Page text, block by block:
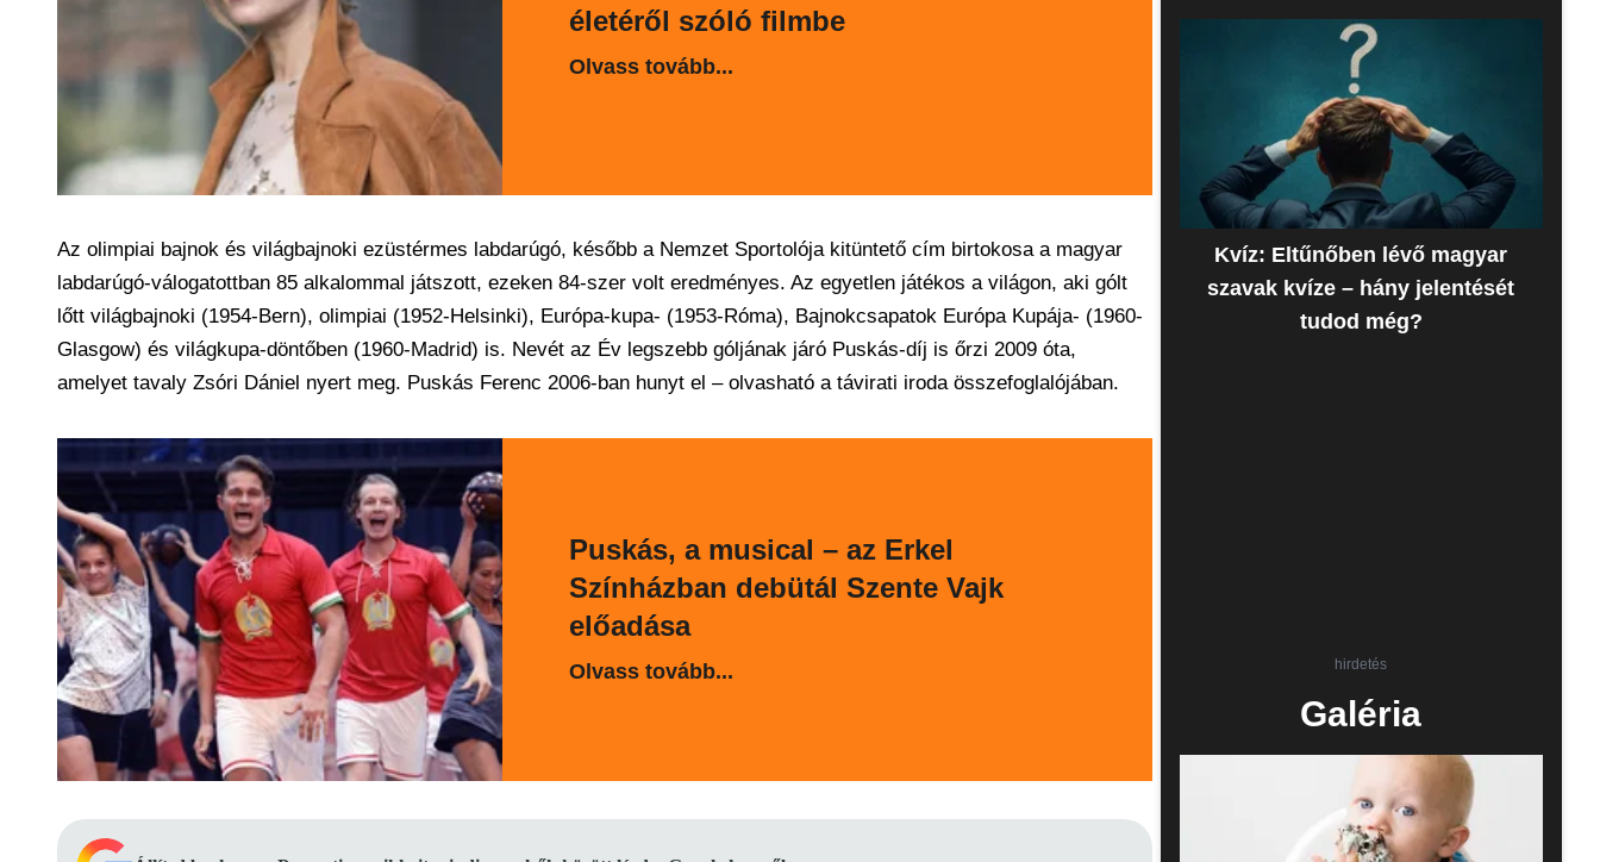
életéről szóló filmbe
Olvass tovább...
Az olimpiai bajnok és világbajnoki ezüstérmes labdarúgó, később a Nemzet Sportolója kitüntető cím birtokosa a magyar
labdarúgó-válogatottban 85 alkalommal játszott, ezeken 84-szer volt eredményes. Az egyetlen játékos a világon, aki gólt
lőtt világbajnoki (1954-Bern), olimpiai (1952-Helsinki), Európa-kupa- (1953-Róma), Bajnokcsapatok Európa Kupája- (1960-
Glasgow) és világkupa-döntőben (1960-Madrid) is. Nevét az Év legszebb góljának járó Puskás-díj is őrzi 2009 óta,
amelyet tavaly Zsóri Dániel nyert meg. Puskás Ferenc 2006-ban hunyt el – olvasható a távirati iroda összefoglalójában.
Puskás, a musical – az Erkel
Színházban debütál Szente Vajk
előadása
Olvass tovább...
Kvíz: Eltűnőben lévő magyar
szavak kvíze – hány jelentését
tudod még?
hirdetés
Galéria